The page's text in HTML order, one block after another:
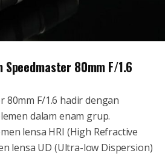
80mm F/1.6
80mm F/1.6 hadir dengan
dalam enam grup.
lensa HRI (High Refractive
lensa UD (Ultra-low Dispersion)